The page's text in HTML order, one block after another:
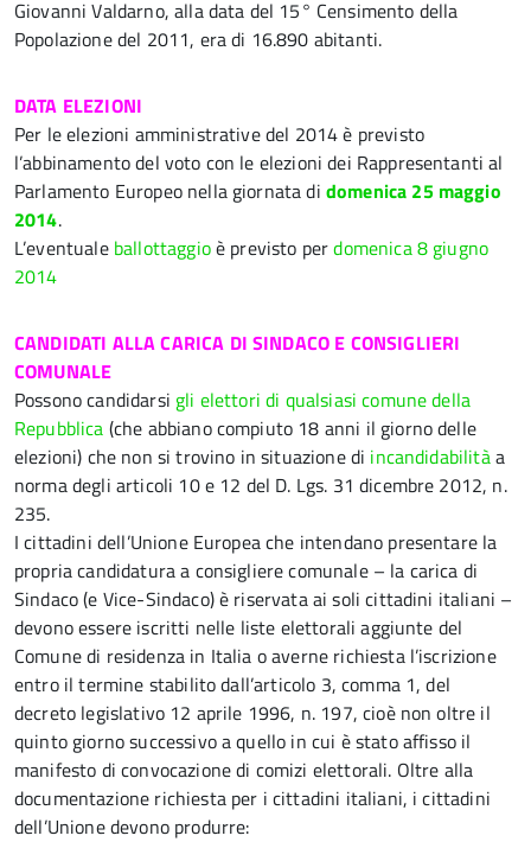
Giovanni Valdarno, alla data del 15° Censimento della
Popolazione del 2011, era di 16.890 abitanti.
DATA ELEZIONI
Per le elezioni amministrative del 2014 è previsto
l’abbinamento del voto con le elezioni dei Rappresentanti al
Parlamento Europeo nella giornata di domenica 25 maggio
2014.
L’eventuale ballottaggioè previsto perdomenica 8 giugno
2014
CANDIDATI ALLA CARICA DI SINDACO E CONSIGLIERI
COMUNALE
Possono candidarsi gli elettori di qualsiasi comune della
Repubblica (che abbiano compiuto 18 anni il giorno delle
elezioni) che non si trovino in situazione di incandidabilitàa
norma degli articoli 10 e 12 del D. Lgs. 31 dicembre 2012, n.
235.
I cittadini dell’Unione Europea che intendano presentare la
propria candidatura a consigliere comunale – la carica di
Sindaco (e Vice-Sindaco) è riservata ai soli cittadini italiani –
devono essere iscritti nelle liste elettorali aggiunte del
Comune di residenza in Italia o averne richiesta l’iscrizione
entro il termine stabilito dall’articolo 3, comma 1, del
decreto legislativo 12 aprile 1996, n. 197, cioè non oltre il
quinto giorno successivo a quello in cui è stato affisso il
manifesto di convocazione di comizi elettorali. Oltre alla
documentazione richiesta per i cittadini italiani, i cittadini
dell’Unione devono produrre: